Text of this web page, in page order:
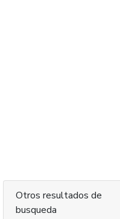
Otros resultados de
busqueda